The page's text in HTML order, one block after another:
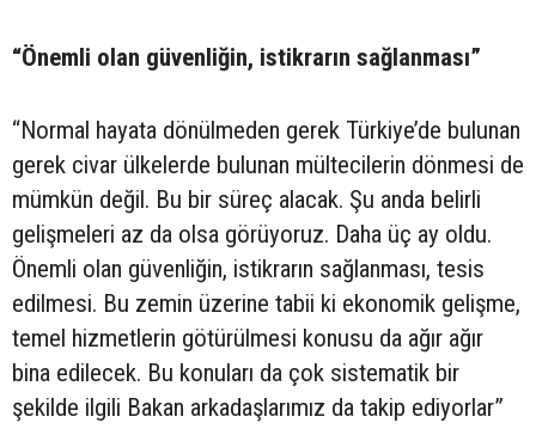
“Önemli olan güvenliğin, istikrarın sağlanması”
“Normal hayata dönülmeden gerek Türkiye’de bulunan
gerek civar ülkelerde bulunan mültecilerin dönmesi de
mümkün değil. Bu bir süreç alacak. Şu anda belirli
gelişmeleri az da olsa görüyoruz. Daha üç ay oldu.
Önemli olan güvenliğin, istikrarın sağlanması, tesis
edilmesi. Bu zemin üzerine tabii ki ekonomik gelişme,
temel hizmetlerin götürülmesi konusu da ağır ağır
bina edilecek. Bu konuları da çok sistematik bir
şekilde ilgili Bakan arkadaşlarımız da takip ediyorlar”